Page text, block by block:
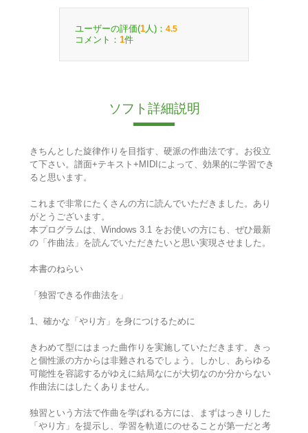
ユーザーの評価(1 人)： 4.5
コメント： 1件
ソフト詳細説明
きちんとした旋律作りを目指す、硬派の作曲法です。お役立
て下さい。譜面+テキスト+MIDIによって、効果的に学習でき
ると思います。
これまで非常にたくさんの方に読んでいただきました。あり
がとうございます。
本プログラムは、Windows 3.1 をお使いの方にも、ぜひ最新
の「作曲法」を読んでいただきたいと思い実現させました。
本書のねらい
「独習できる作曲法を」
1、確かな「やり方」を身につけるために
きわめて型にはまった曲作りを実施していただきます。きっ
と個性派の方からは非難されるでしょう。しかし、あらゆる
可能性を容認するがゆえに結局なにが大切なのか分からない
作曲法にはしたくありません。
独習という方法で作曲を学ばれる方には、まずはっきりした
「やり方」を提示し、学習を軌道にのせることが第一だと考